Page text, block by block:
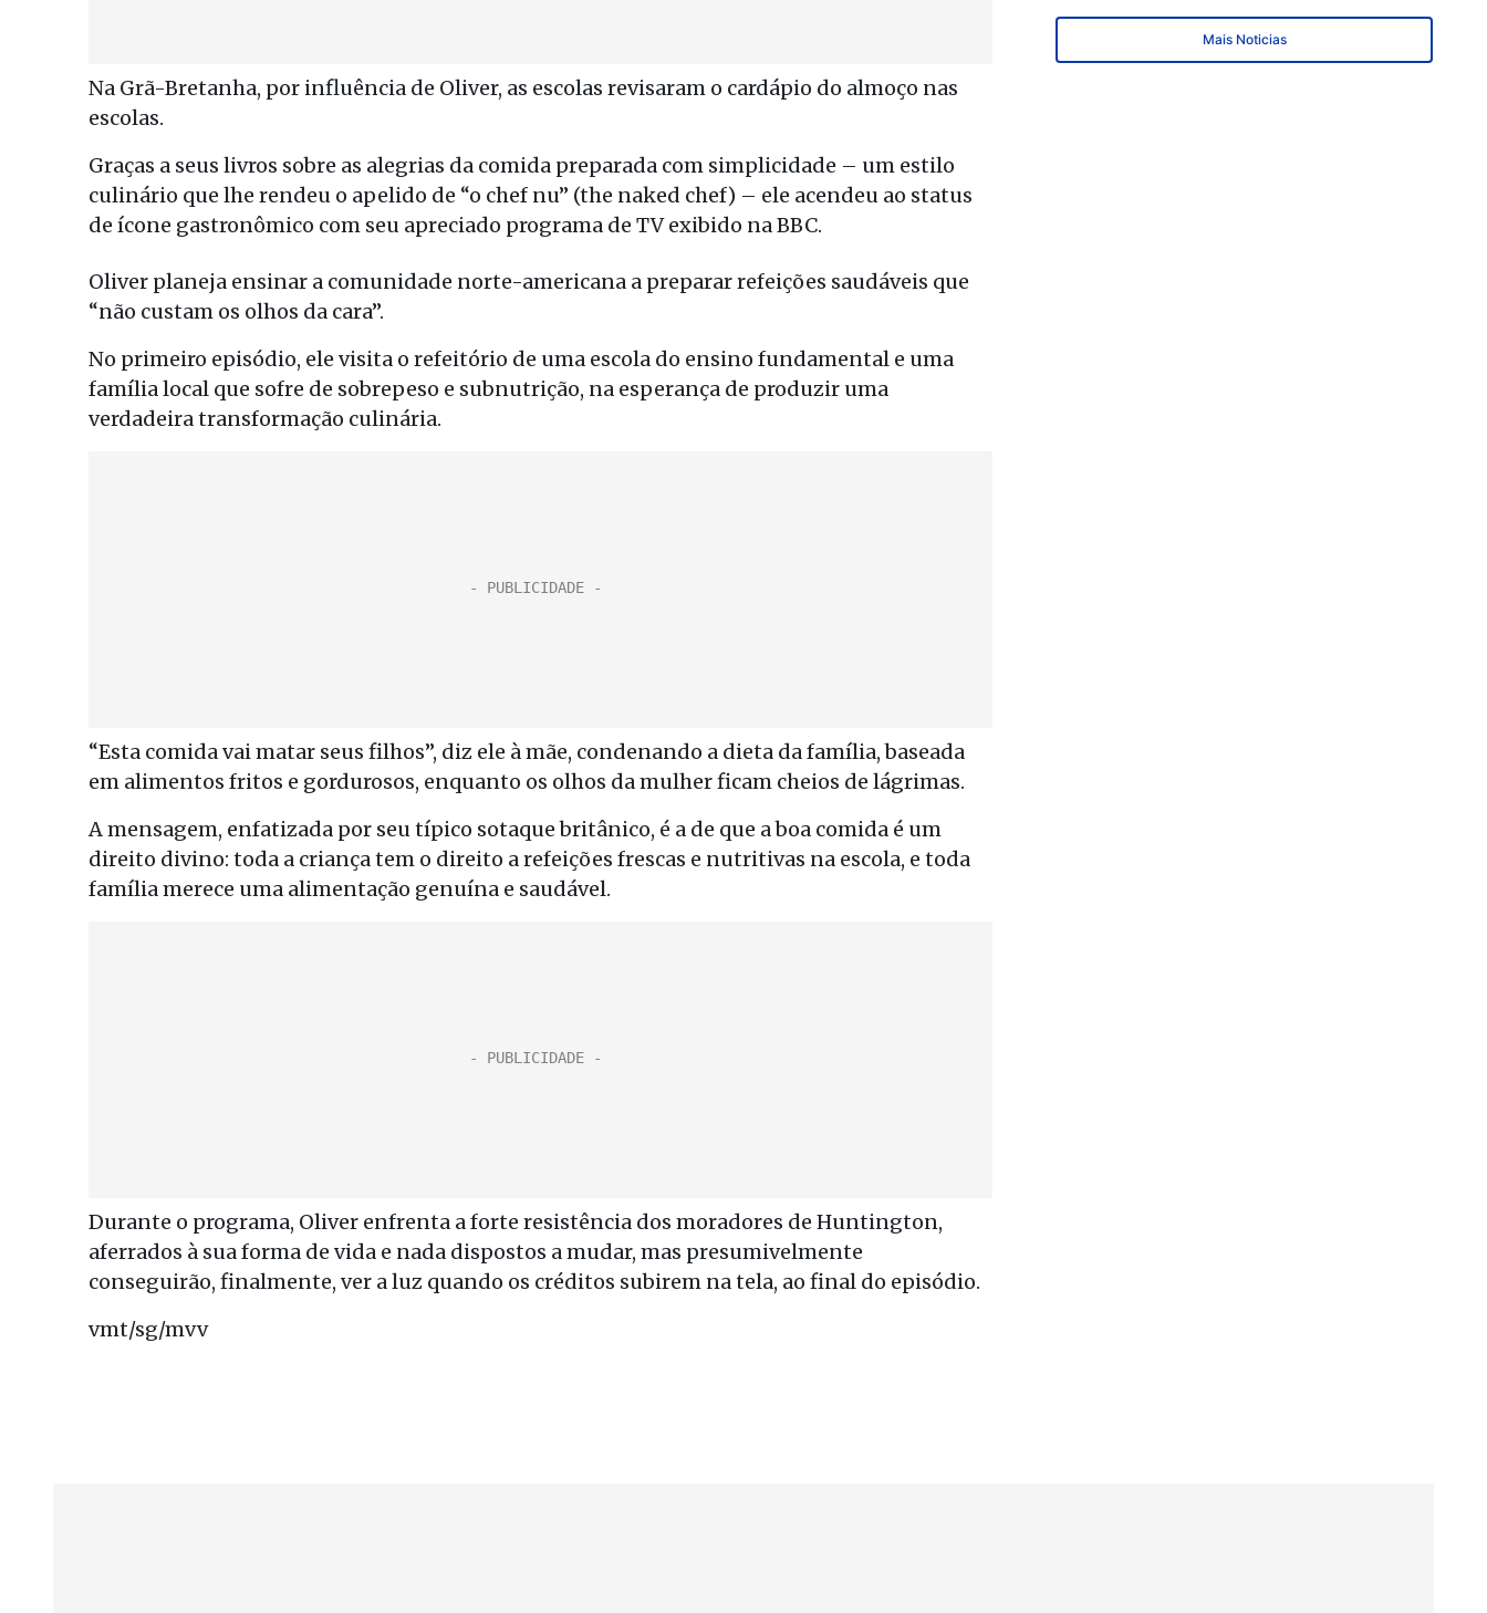
Na Grã-Bretanha, por influência de Oliver, as escolas revisaram o cardápio do almoço nas
escolas.
Graças a seus livros sobre as alegrias da comida preparada com simplicidade – um estilo
culinário que lhe rendeu o apelido de “o chef nu” (the naked chef) – ele acendeu ao status
de ícone gastronômico com seu apreciado programa de TV exibido na BBC.
Oliver planeja ensinar a comunidade norte-americana a preparar refeições saudáveis que
“não custam os olhos da cara”.
No primeiro episódio, ele visita o refeitório de uma escola do ensino fundamental e uma
família local que sofre de sobrepeso e subnutrição, na esperança de produzir uma
verdadeira transformação culinária.
“Esta comida vai matar seus filhos”, diz ele à mãe, condenando a dieta da família, baseada
em alimentos fritos e gordurosos, enquanto os olhos da mulher ficam cheios de lágrimas.
A mensagem, enfatizada por seu típico sotaque britânico, é a de que a boa comida é um
direito divino: toda a criança tem o direito a refeições frescas e nutritivas na escola, e toda
família merece uma alimentação genuína e saudável.
Durante o programa, Oliver enfrenta a forte resistência dos moradores de Huntington,
aferrados à sua forma de vida e nada dispostos a mudar, mas presumivelmente
conseguirão, finalmente, ver a luz quando os créditos subirem na tela, ao final do episódio.
vmt/sg/mvv